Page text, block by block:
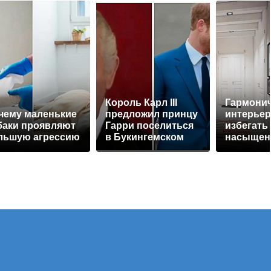
маленькие
проявляют
агрессию
Король Карл III
предложил принцу
Гарри поселиться
в Букингемском
дворце